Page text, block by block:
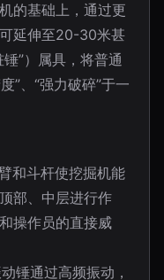
的基础上，通过更
延伸至20-30米甚
锤”）属具，将普通
”、“强力破碎”于一
和斗杆使挖掘机能
部、中层进行作
操作员的直接威
锤通过高频振动，